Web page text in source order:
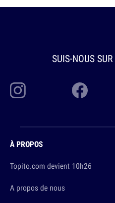
SUIS-NOUS SUR
À PROPOS
Topito.com devient 10h26
A propos de nous